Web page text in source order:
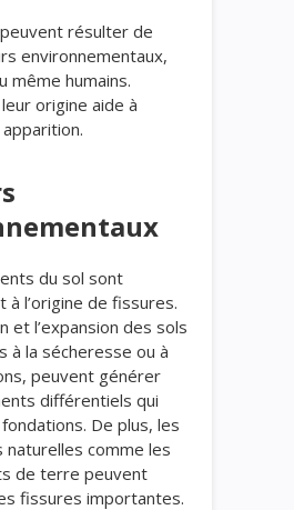
résulter de
environnementaux,
même humains.
origine aide à
du sol sont
à l’origine de fissures.
et l’expansion des sols
à la sécheresse ou à
peuvent générer
différentiels qui
De plus, les
comme les
de terre peuvent
fissures importantes.